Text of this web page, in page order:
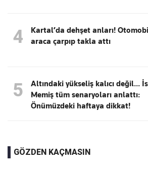
4
Kartal’da dehşet anları!
araca çarpıp takla attı
5
Altındaki yükseliş kalıcı değil...
Memiş tüm senaryoları anlattı:
Önümüzdeki haftaya dikkat!
GÖZDEN KAÇMASIN